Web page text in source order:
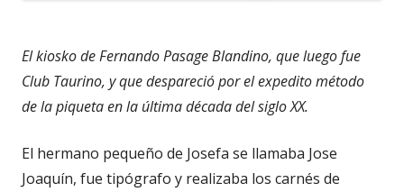
El kiosko de Fernando Pasage Blandino, que luego fue
Club Taurino, y que despareció por el expedito método
de la piqueta en la última década del siglo XX.
El hermano pequeño de Josefa se llamaba Jose
Joaquín, fue tipógrafo y realizaba los carnés de